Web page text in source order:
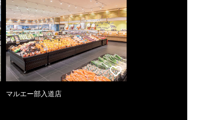
マルエー部入道店